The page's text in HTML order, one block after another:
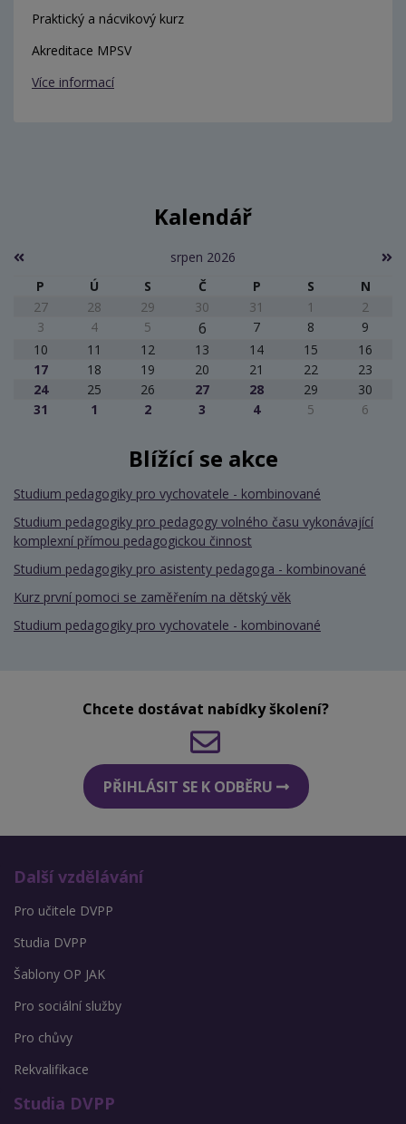
Praktický a nácvikový kurz
Akreditace MPSV
Více informací
Kalendář
srpen 2026
P
Ú S Č P S
N
27
28 29 30 31 1
2
3
4 5 6 7 8
9
10
11 12 13 14 15
16
17
18 19 20 21 22
23
24
25 26 27 28 29
30
31
1 2 3 4 5 6
Blížící se akce
Studium pedagogiky pro vychovatele - kombinované
Studium pedagogiky pro pedagogy volného času vykonávající
komplexní přímou pedagogickou činnost
Studium pedagogiky pro asistenty pedagoga - kombinované
Kurz první pomoci se zaměřením na dětský věk
Studium pedagogiky pro vychovatele - kombinované
Chcete dostávat nabídky školení?
PŘIHLÁSIT SE K ODBĚRU
Další vzdělávání
Pro učitele DVPP
Studia DVPP
Šablony OP JAK
Pro sociální služby
Pro chůvy
Rekvalifikace
Studia DVPP